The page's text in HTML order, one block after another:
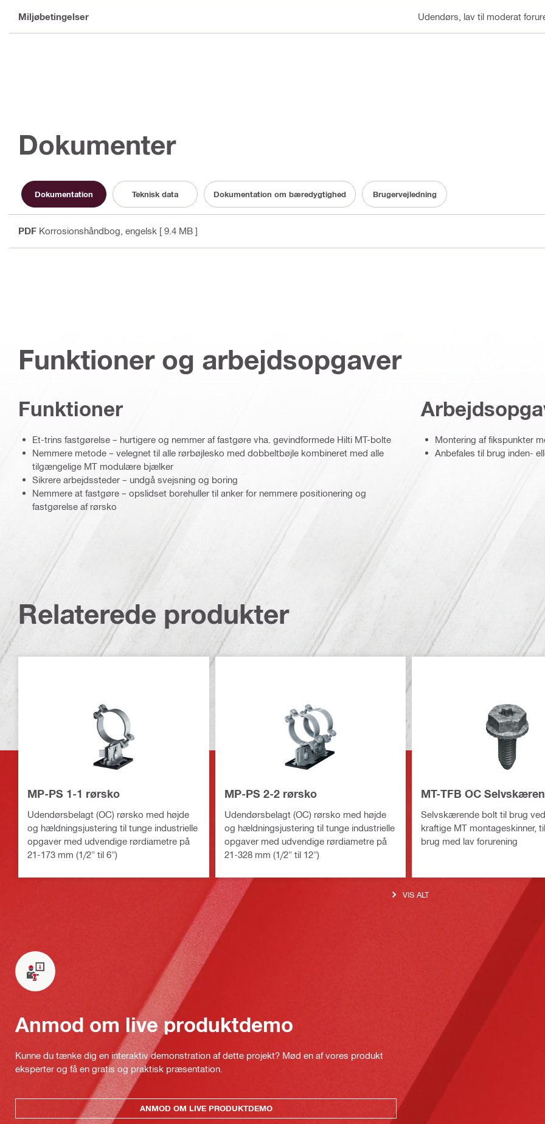
Miljøbetingelser Udendørs, lav til moderat
Dokumenter
Dokumentation Teknisk data Dokumentation om bæredygtighed Brugervejledning
PDF Korrosionshåndbog , engelsk [ 9.4 MB ]
Funktioner og arbejdsopgaver
Funktioner
Et-trins fastgørelse – hurtigere og nemmer af fastgøre vha. gevindformede Hilti MT-bolte
Nemmere metode – velegnet til alle rørbøjlesko med dobbeltbøjle kombineret med alle
tilgængelige MT modulære bjælker
Sikrere arbejdssteder – undgå svejsning og boring
Nemmere at fastgøre – opslidset borehuller til anker for nemmere positionering og
fastgørelse af rørsko
Montering af fikspunkter
Anbefales til brug inden-
Relaterede produkter
MP-PS 1-1 rørsko
Udendørsbelagt (OC) rørsko med højde
og hældningsjustering til tunge industrielle
opgaver med udvendige rørdiametre på
21-173 mm (1/2" til 6")
MP-PS 2-2 rørsko
Udendørsbelagt (OC) rørsko med højde
og hældningsjustering til tunge industrielle
opgaver med udvendige rørdiametre på
21-328 mm (1/2" til 12")
MT-TFB OC
Selvskærende bolt til brug
kraftige MT montageskinner,
brug med lav forurening
VIS ALT
Anmod om live produktdemo
Kunne du tænke dig en interaktiv demonstration af dette projekt? Mød en af vores produkt
eksperter og få en gratis og praktisk præsentation.
ANMOD OM LIVE PRODUKTDEMO